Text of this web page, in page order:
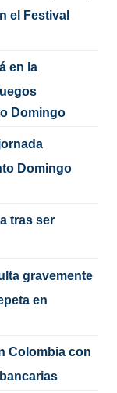
el Festival
en la
Domingo
Domingo
tras ser
gravemente
en
Colombia con